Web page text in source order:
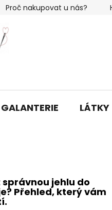
Proč nakupovat u nás?
LÁTKY
jehlu do
Přehled, který vám